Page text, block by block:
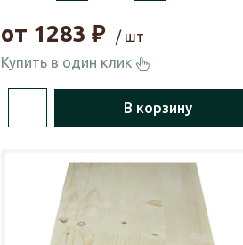
от 1283 ₽
/ шт
Купить в один клик
В корзину